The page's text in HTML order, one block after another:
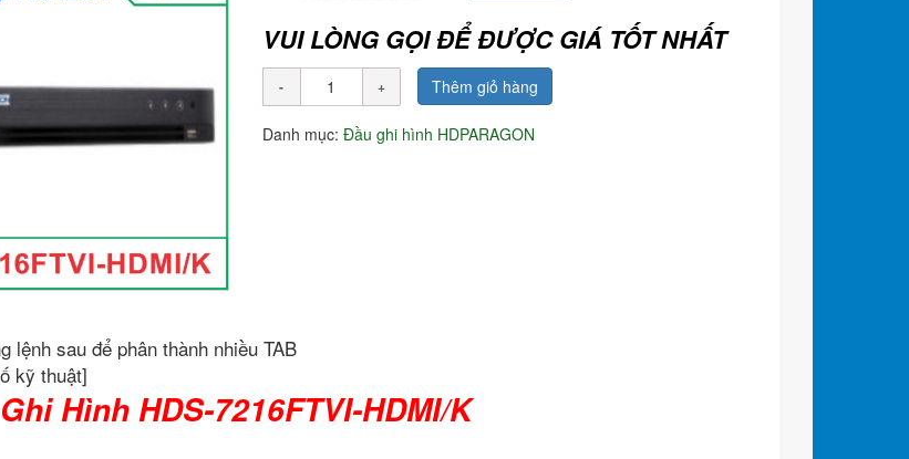
VUI LÒNG GỌI ĐỂ ĐƯỢC GIÁ TỐT NHẤT
Thêm giỏ hàng
Danh mục: Đầu ghi hình HDPARAGON
lệnh sau để phân thành nhiều TAB
kỹ thuật]
Hình HDS-7216FTVI-HDMI/K